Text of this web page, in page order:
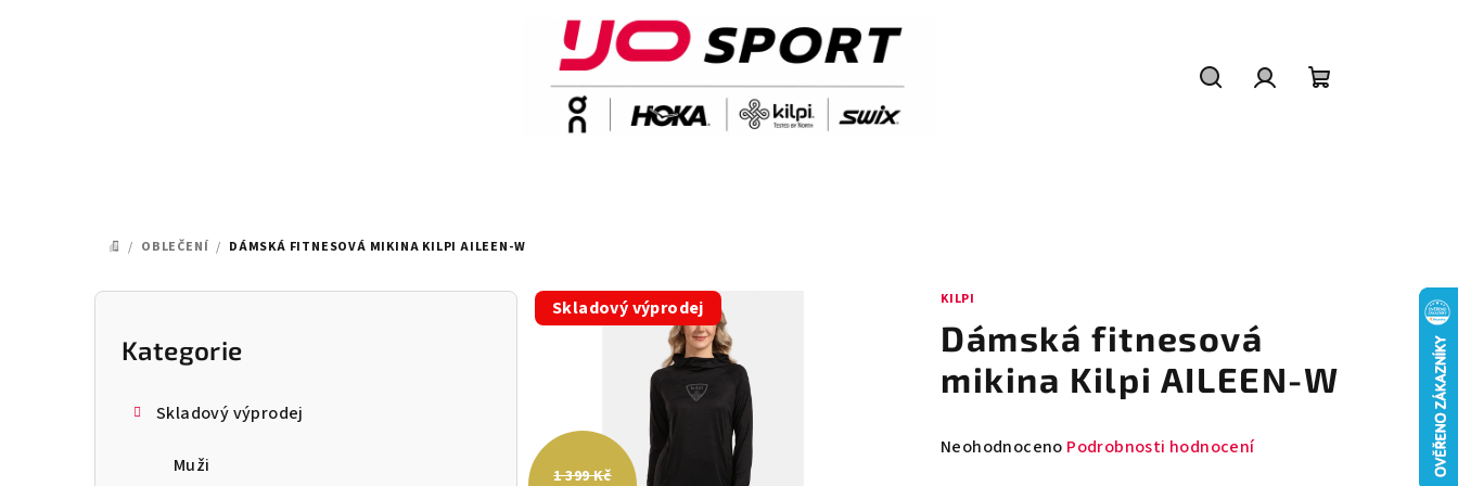
DOMŮ
/ OBLEČENÍ / DÁMSKÁ FITNESOVÁ MIKINA KILPI AILEEN-W
P
Přeskočit
kategorie
Kategorie
Skladový výprodej
Muži
KILPI
Dámská fitnesová
mikina Kilpi AILEEN-W
Průměrné
Neohodnoceno Podrobnosti hodnocení
Skladový výprodej
1 399 Kč